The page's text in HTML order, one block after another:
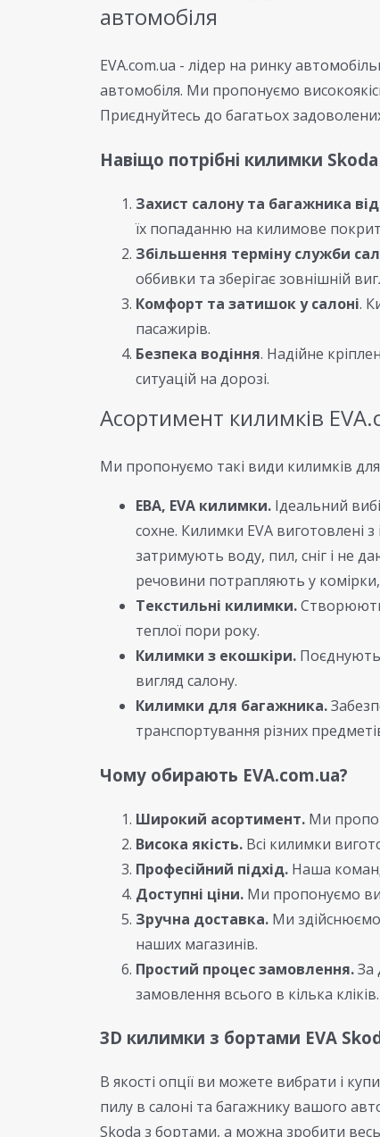
автомобіля
EVA.com.ua - лідер на ринку
автомобіля. Ми пропонуємо
Приєднуйтесь до багатьох
Навіщо потрібні килимки
Захист салону та багажника
їх попаданню на килимове
Збільшення терміну служби
оббивки та зберігає зовнішній
Комфорт та затишок у салоні.
пасажирів.
Безпека водіння. Надійне
ситуацій на дорозі.
Асортимент килимків
Ми пропонуємо такі види килимків для
ЕВА, EVA килимки. Ідеальний
сохне. Килимки EVA виготовлені з
затримують воду, пил, сніг і не
речовини потрапляють у
Текстильні килимки.Створюють
теплої пори року.
Килимки з екошкіри. Поєднують
вигляд салону.
Килимки для багажника.
транспортування різних
Чому обирають EVA.com.ua?
Широкий асортимент. Ми
Висока якість. Всі килимки
Професійний підхід. Наша
Доступні ціни. Ми пропонуємо
Зручна доставка. Ми
наших магазинів.
Простий процес замовлення.За
замовлення всього в кілька кліків.
3D килимки з бортами EVA
В якості опції ви можете вибрати і
пилу в салоні та багажнику вашого
Skoda з бортами, а можна зробити